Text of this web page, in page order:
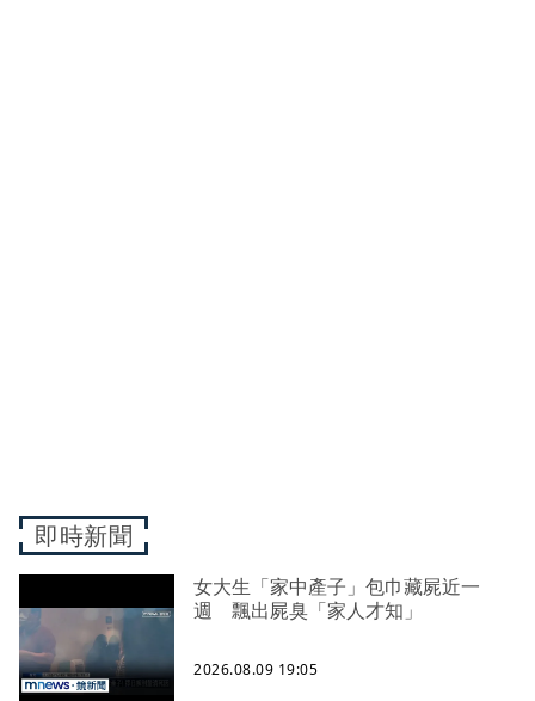
即時新聞
女大生「家中產子」包巾藏屍近一
週 飄出屍臭「家人才知」
2026.08.09 19:05